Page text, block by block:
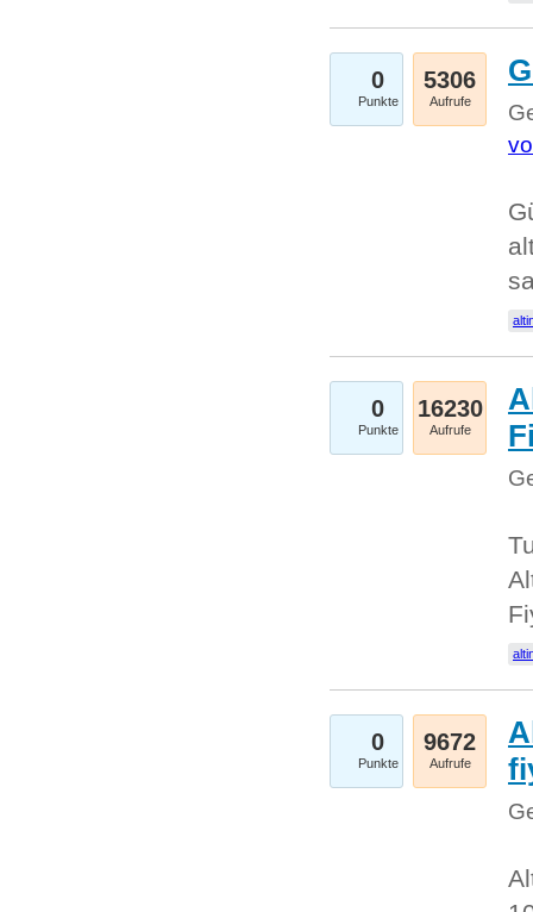
0
Punkte
5306
Aufrufe
0
Punkte
16230
Aufrufe
0
Punkte
9672
Aufrufe